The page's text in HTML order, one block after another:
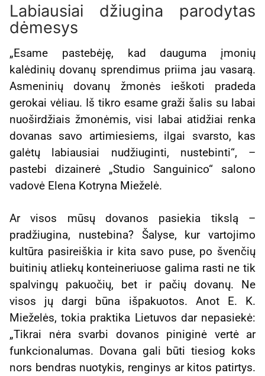
Labiausiai džiugina parodytas
dėmesys
„Esame pastebėję, kad dauguma įmonių
kalėdinių dovanų sprendimus priima jau vasarą.
Asmeninių dovanų žmonės ieškoti pradeda
gerokai vėliau. Iš tikro esame graži šalis su labai
nuoširdžiais žmonėmis, visi labai atidžiai renka
dovanas savo artimiesiems, ilgai svarsto, kas
galėtų labiausiai nudžiuginti, nustebinti“, –
pastebi dizainerė „Studio Sanguinico“ salono
vadovė Elena Kotryna Mieželė.
Ar visos mūsų dovanos pasiekia tikslą –
pradžiugina, nustebina? Šalyse, kur vartojimo
kultūra pasireiškia ir kita savo puse, po švenčių
buitinių atliekų konteineriuose galima rasti ne tik
spalvingų pakuočių, bet ir pačių dovanų. Ne
visos jų dargi būna išpakuotos. Anot E. K.
Mieželės, tokia praktika Lietuvos dar nepasiekė:
„Tikrai nėra svarbi dovanos piniginė vertė ar
funkcionalumas. Dovana gali būti tiesiog koks
nors bendras nuotykis, renginys ar kitos patirtys.